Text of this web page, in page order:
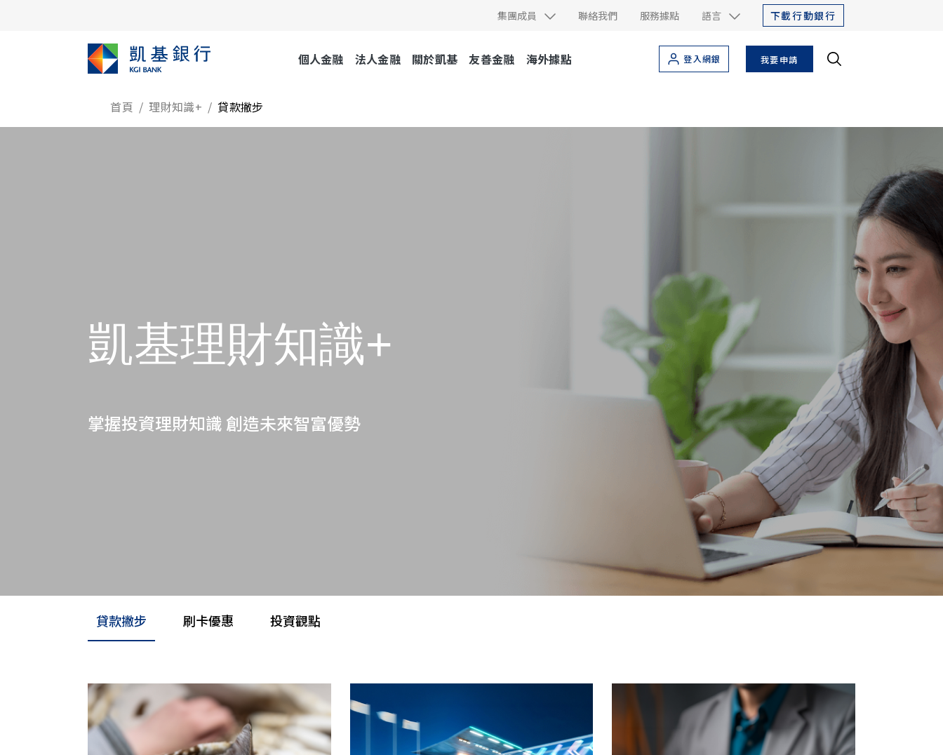
集團成員 聯絡我們 服務據點 語言 下載行動銀行
個人金融 法人金融 關於凱基 友善金融 海外據點 登入網銀 我要申請
首頁 理財知識+ 貸款撇步
凱基理財知識+
掌握投資理財知識 創造未來智富優勢
貸款撇步 刷卡優惠 投資觀點